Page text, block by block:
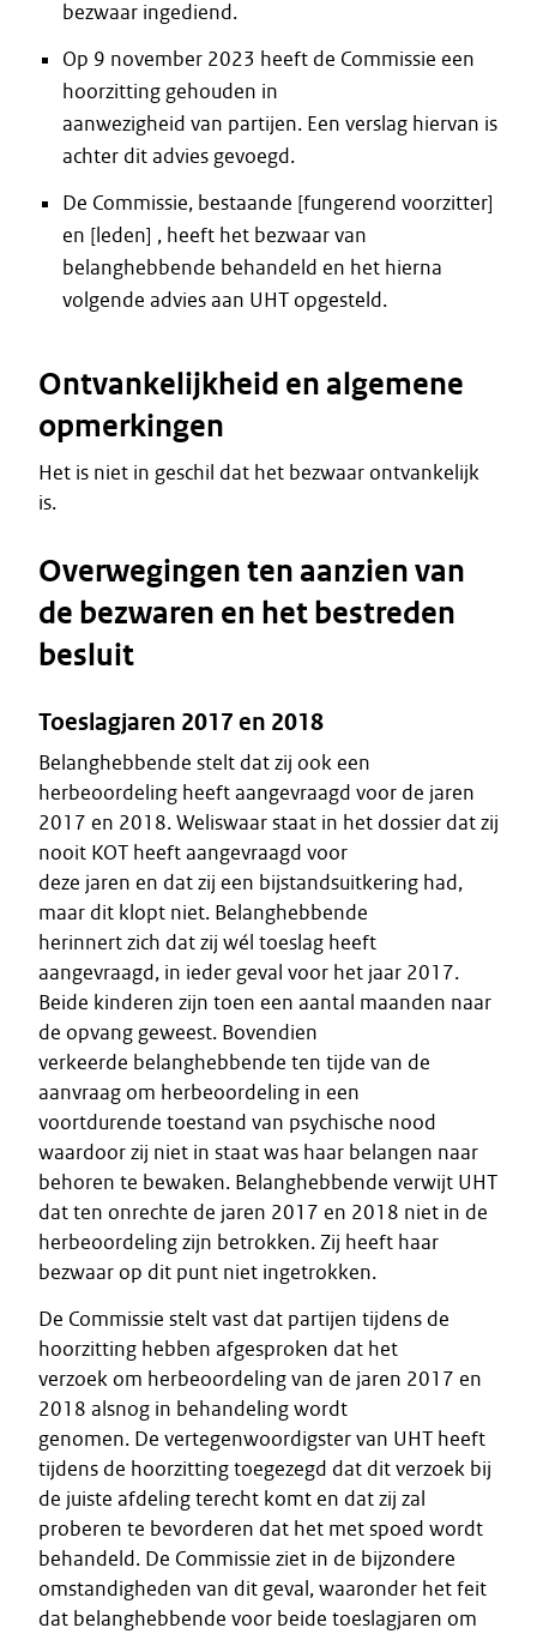
bezwaar ingediend.
Op 9 november 2023 heeft de Commissie een
hoorzitting gehouden in
aanwezigheid van partijen. Een verslag hiervan is
achter dit advies gevoegd.
De Commissie, bestaande [fungerend voorzitter]
en [leden] , heeft het bezwaar van
belanghebbende behandeld en het hierna
volgende advies aan UHT opgesteld.
Ontvankelijkheid en algemene
opmerkingen
Het is niet in geschil dat het bezwaar ontvankelijk
is.
Overwegingen ten aanzien van
de bezwaren en het bestreden
besluit
Toeslagjaren 2017 en 2018
Belanghebbende stelt dat zij ook een
herbeoordeling heeft aangevraagd voor de jaren
2017 en 2018. Weliswaar staat in het dossier dat zij
nooit KOT heeft aangevraagd voor
deze jaren en dat zij een bijstandsuitkering had,
maar dit klopt niet. Belanghebbende
herinnert zich dat zij wél toeslag heeft
aangevraagd, in ieder geval voor het jaar 2017.
Beide kinderen zijn toen een aantal maanden naar
de opvang geweest. Bovendien
verkeerde belanghebbende ten tijde van de
aanvraag om herbeoordeling in een
voortdurende toestand van psychische nood
waardoor zij niet in staat was haar belangen naar
behoren te bewaken. Belanghebbende verwijt UHT
dat ten onrechte de jaren 2017 en 2018 niet in de
herbeoordeling zijn betrokken. Zij heeft haar
bezwaar op dit punt niet ingetrokken.
De Commissie stelt vast dat partijen tijdens de
hoorzitting hebben afgesproken dat het
verzoek om herbeoordeling van de jaren 2017 en
2018 alsnog in behandeling wordt
genomen. De vertegenwoordigster van UHT heeft
tijdens de hoorzitting toegezegd dat dit verzoek bij
de juiste afdeling terecht komt en dat zij zal
proberen te bevorderen dat het met spoed wordt
behandeld. De Commissie ziet in de bijzondere
omstandigheden van dit geval, waaronder het feit
dat belanghebbende voor beide toeslagjaren om